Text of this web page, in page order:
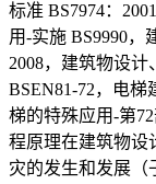
标准 BS7974：
用-实施 BS9990，
2008，建筑物设
BSEN81-72，电
梯的特殊应用-第
程原理在建筑物设
灾的发生和发展（